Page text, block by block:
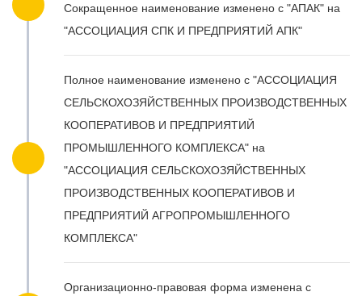
Сокращенное наименование изменено с "АПАК" на
"АССОЦИАЦИЯ СПК И ПРЕДПРИЯТИЙ АПК"
Полное наименование изменено с "АССОЦИАЦИЯ
СЕЛЬСКОХОЗЯЙСТВЕННЫХ ПРОИЗВОДСТВЕННЫХ
КООПЕРАТИВОВ И ПРЕДПРИЯТИЙ
ПРОМЫШЛЕННОГО КОМПЛЕКСА" на
"АССОЦИАЦИЯ СЕЛЬСКОХОЗЯЙСТВЕННЫХ
ПРОИЗВОДСТВЕННЫХ КООПЕРАТИВОВ И
ПРЕДПРИЯТИЙ АГРОПРОМЫШЛЕННОГО
КОМПЛЕКСА"
Организационно-правовая форма изменена с